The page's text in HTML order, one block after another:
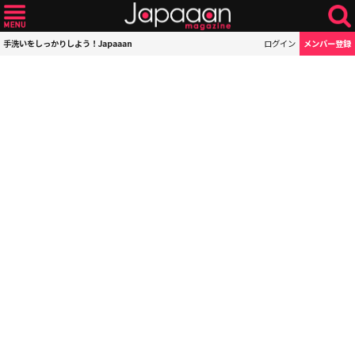
手洗いをしっかりしよう！Japaaan ログイン メンバー登録